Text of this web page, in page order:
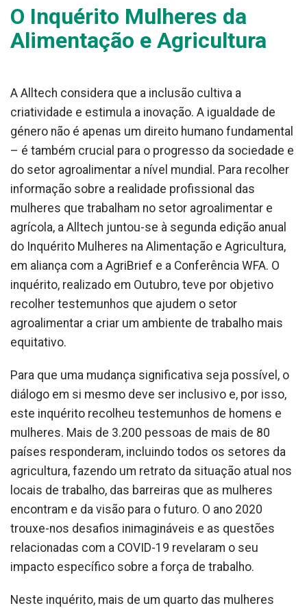
O Inquérito Mulheres da
Alimentação e Agricultura
A Alltech considera que a inclusão cultiva a
criatividade e estimula a inovação. A igualdade de
género não é apenas um direito humano fundamental
– é também crucial para o progresso da sociedade e
do setor agroalimentar a nível mundial. Para recolher
informação sobre a realidade profissional das
mulheres que trabalham no setor agroalimentar e
agrícola, a Alltech juntou-se à segunda edição anual
do Inquérito Mulheres na Alimentação e Agricultura,
em aliança com a AgriBrief e a Conferência WFA. O
inquérito, realizado em Outubro, teve por objetivo
recolher testemunhos que ajudem o setor
agroalimentar a criar um ambiente de trabalho mais
equitativo.
Para que uma mudança significativa seja possível, o
diálogo em si mesmo deve ser inclusivo e, por isso,
este inquérito recolheu testemunhos de homens e
mulheres. Mais de 3.200 pessoas de mais de 80
países responderam, incluindo todos os setores da
agricultura, fazendo um retrato da situação atual nos
locais de trabalho, das barreiras que as mulheres
encontram e da visão para o futuro. O ano 2020
trouxe-nos desafios inimagináveis e as questões
relacionadas com a COVID-19 revelaram o seu
impacto específico sobre a força de trabalho.
Neste inquérito, mais de um quarto das mulheres